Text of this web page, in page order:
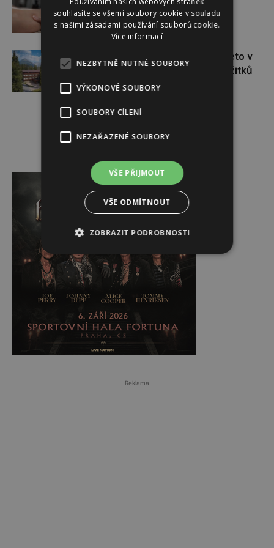
Úchvatná příroda i adrenalin. Léto v
Tatrách nabízí celou paletu zážitků
Reklama
souhlasíte se všemi soubory cookie v souladu
s našimi zásadami používání souborů cookie.
Více informací
NEZBYTNĚ NUTNÉ SOUBORY
VÝKONOVÉ SOUBORY
SOUBORY CÍLENÍ
NEZAŘAZENÉ SOUBORY
VŠE PŘIJMOUT
VŠE ODMÍTNOUT
ZOBRAZIT PODROBNOSTI